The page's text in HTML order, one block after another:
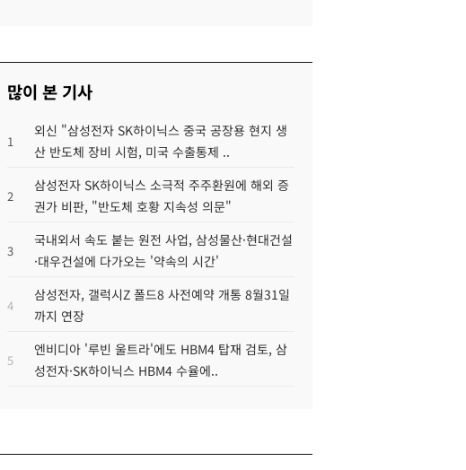
많이 본 기사
1
외신 "삼성전자 SK하이닉스 중국 공장용 현지 생
산 반도체 장비 시험, 미국 수출통제 ..
2
삼성전자 SK하이닉스 소극적 주주환원에 해외 증
권가 비판, "반도체 호황 지속성 의문"
3
국내외서 속도 붙는 원전 사업, 삼성물산·현대건설
·대우건설에 다가오는 '약속의 시간'
4
삼성전자, 갤럭시Z 폴드8 사전예약 개통 8월31일
까지 연장
5
엔비디아 '루빈 울트라'에도 HBM4 탑재 검토, 삼
성전자·SK하이닉스 HBM4 수율에..